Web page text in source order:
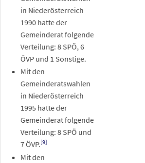
in Niederösterreich
1990 hatte der
Gemeinderat folgende
Verteilung: 8 SPÖ, 6
ÖVP und 1 Sonstige.
Mit den
Gemeinderatswahlen
in Niederösterreich
1995 hatte der
Gemeinderat folgende
Verteilung: 8 SPÖ und
7 ÖVP.[9]
Mit den